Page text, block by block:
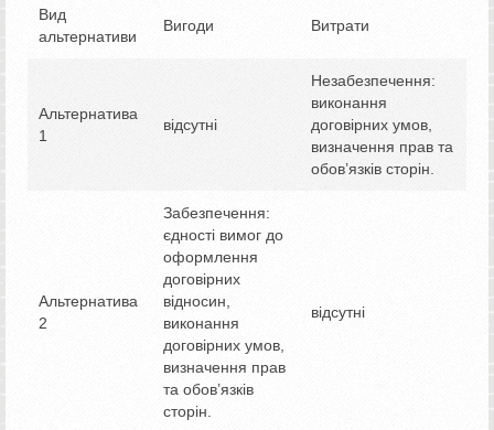
Вид
альтернативи
Вигоди Витрати
Альтернатива
1
відсутні
Незабезпечення:
виконання
договірних умов,
визначення прав та
обов’язків сторін.
Альтернатива
2
Забезпечення:
єдності вимог до
оформлення
договірних
відносин,
виконання
договірних умов,
визначення прав
та обов’язків
сторін.
відсутні